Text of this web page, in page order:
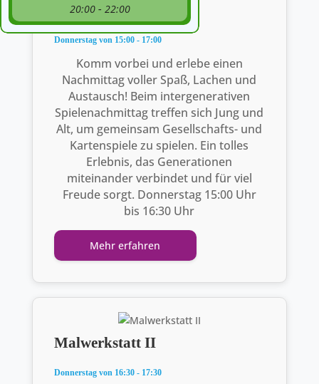
Spielenachmittag
Donnerstag von 15:00 - 17:00
Komm vorbei und erlebe einen
Nachmittag voller Spaß, Lachen und
Austausch! Beim intergenerativen
Spielenachmittag treffen sich Jung und
Alt, um gemeinsam Gesellschafts- und
Kartenspiele zu spielen. Ein tolles
Erlebnis, das Generationen
miteinander verbindet und für viel
Freude sorgt. Donnerstag 15:00 Uhr
bis 16:30 Uhr
Mehr erfahren
Malwerkstatt II
Donnerstag von 16:30 - 17:30
20:00 - 22:00